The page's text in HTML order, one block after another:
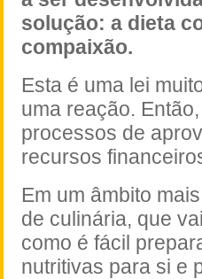
solução: a dieta
compaixão.
Esta é uma lei
uma reação.
processos de
recursos
Em um âmbito
de culinária, que
como é fácil
nutritivas para si e